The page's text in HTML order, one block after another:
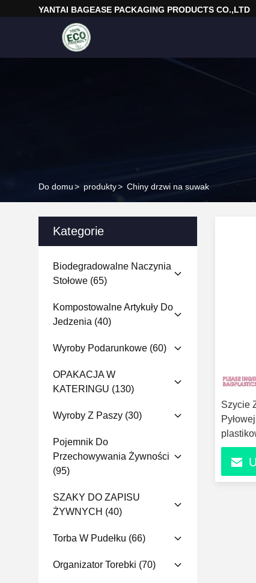
YANTAI BAGEASE PACKAGING PRODUCTS CO.,LTD
Do domu> produkty> Chiny drzwi na suwak
Kategorie
Biodegradowalne Naczynia
Stołowe (65)
Kompostowalne Artykuły Do
Jedzenia (40)
Wyroby Podarunkowe (60)
OPAKACJA W
KATERINGU (130)
Wyroby Z Paszy (30)
Pojemnik Do
Przechowywania Żywności
(95)
SZAKY DO ZAPISU
ŻYWNYCH (40)
Torba W Pudełku (66)
Organizator Torebki (70)
Szycie